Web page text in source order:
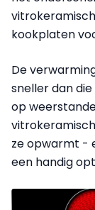
kookplaten
De
sneller dan
op
ze opwarmt -
een handig